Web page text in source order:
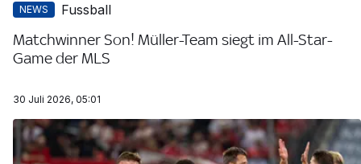
NEWS Fussball
Matchwinner Son! Müller-Team siegt im All-Star-
Game der MLS
30 Juli 2026, 05:01